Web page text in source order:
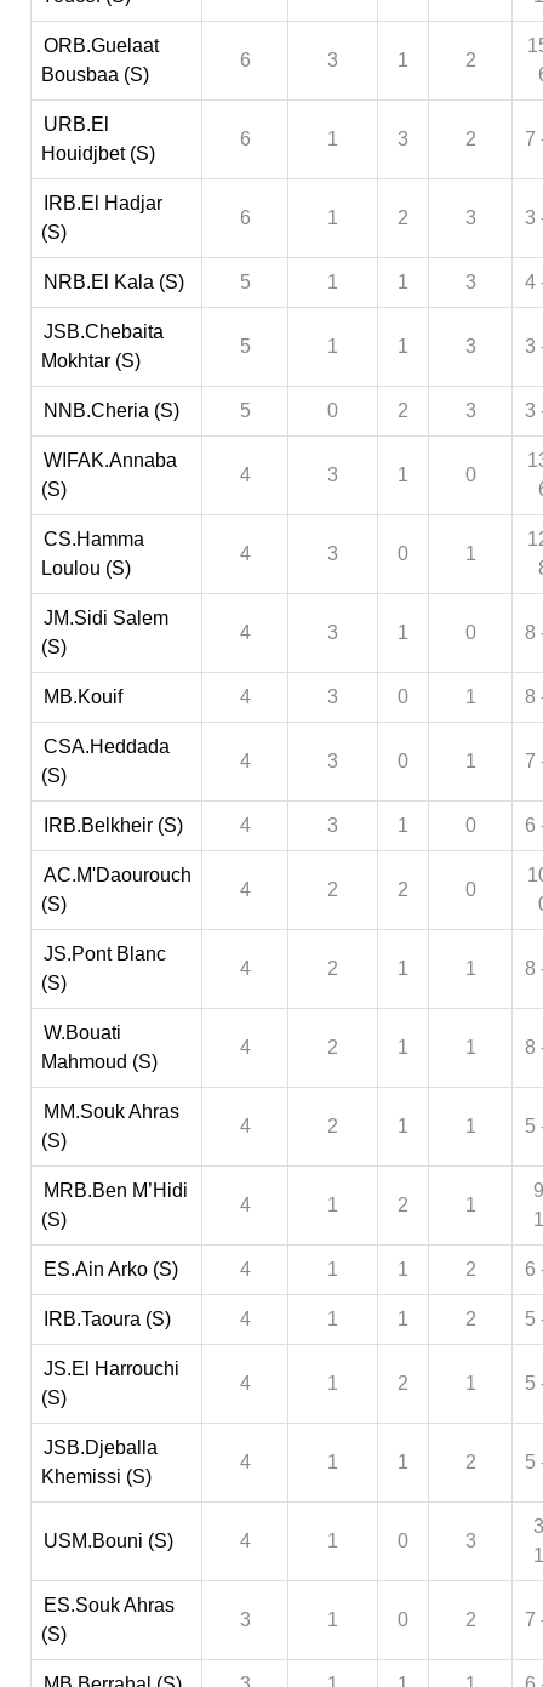
ORB.Guelaat
Bousbaa (S)
6 3 1 2
URB.El
Houidjbet (S)
6 1 3 2 7
IRB.El Hadjar
(S)
6 1 2 3 3
NRB.El Kala (S) 5 1 1 3 4
JSB.Chebaita
Mokhtar (S)
5 1 1 3 3
NNB.Cheria (S) 5 0 2 3 3
WIFAK.Annaba
(S)
4 3 1 0
CS.Hamma
Loulou (S)
4 3 0 1
JM.Sidi Salem
(S)
4 3 1 0 8
MB.Kouif 4 3 0 1 8
CSA.Heddada
(S)
4 3 0 1 7
IRB.Belkheir (S) 4 3 1 0 6
AC.M'Daourouch
(S)
4 2 2 0
JS.Pont Blanc
(S)
4 2 1 1 8
W.Bouati
Mahmoud (S)
4 2 1 1 8
MM.Souk Ahras
(S)
4 2 1 1 5
MRB.Ben M’Hidi
(S)
4 1 2 1
ES.Ain Arko (S) 4 1 1 2 6
IRB.Taoura (S) 4 1 1 2 5
JS.El Harrouchi
(S)
4 1 2 1 5
JSB.Djeballa
Khemissi (S)
4 1 1 2 5
USM.Bouni (S) 4 1 0 3
ES.Souk Ahras
(S)
3 1 0 2 7